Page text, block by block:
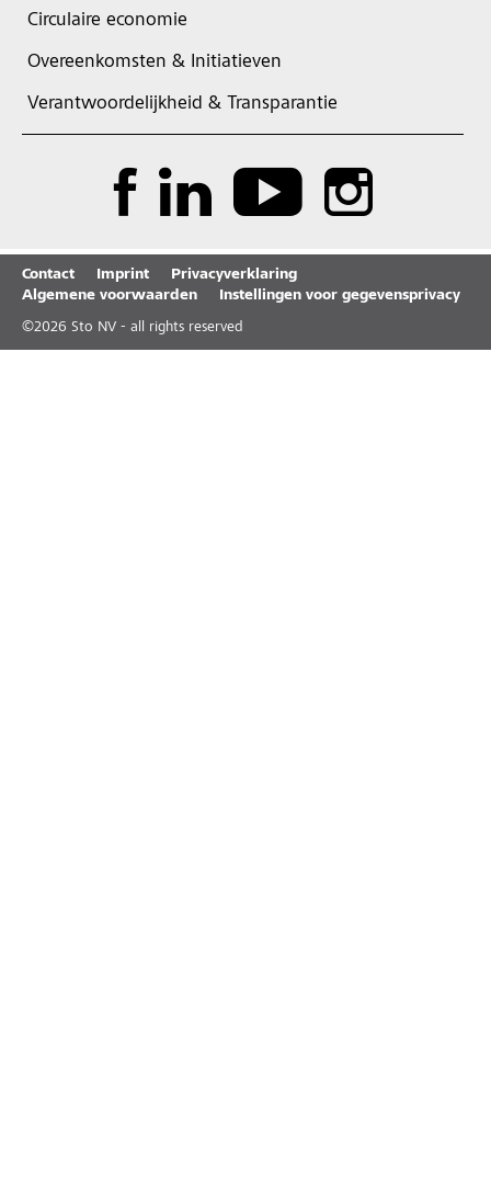
Circulaire economie
Overeenkomsten & Initiatieven
Verantwoordelijkheid & Transparantie
Contact Imprint
Privacyverklaring
Algemene voorwaarden
Instellingen voor gegevensprivacy
©2026 Sto NV - all rights reserved